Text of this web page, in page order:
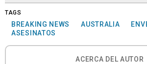
TAGS
BREAKING NEWS AUSTRALIA
ASESINATOS
ACERCA DEL AUTOR